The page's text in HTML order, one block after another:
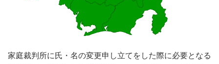
家庭裁判所に氏・名の変更申し立てをした際に必要となる